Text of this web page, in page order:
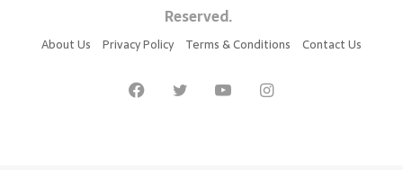
Reserved.
About Us Privacy Policy Terms & Conditions Contact Us
FacebookTwitter YouTubeInstagram